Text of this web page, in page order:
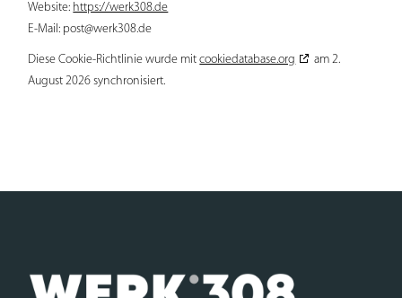
Website: https://werk308.de
E-Mail: post@werk308.de
Diese Cookie-Richtlinie wurde mitcookiedatabase.org
am 2.
August 2026 synchronisiert.